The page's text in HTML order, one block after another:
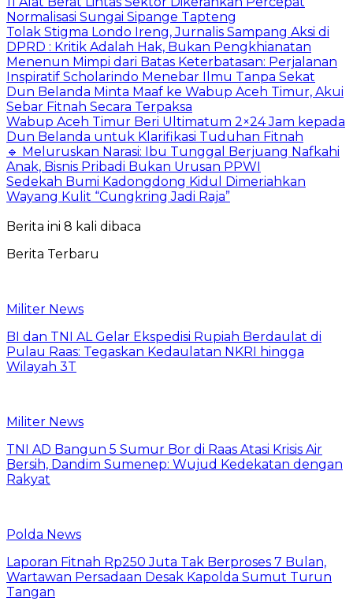
Normalisasi Sungai Sipange Tapteng
Tolak Stigma Londo Ireng, Jurnalis Sampang Aksi di
DPRD : Kritik Adalah Hak, Bukan Pengkhianatan
Menenun Mimpi dari Batas Keterbatasan: Perjalanan
Inspiratif Scholarindo Menebar Ilmu Tanpa Sekat
Dun Belanda Minta Maaf ke Wabup Aceh Timur, Akui
Sebar Fitnah Secara Terpaksa
Wabup Aceh Timur Beri Ultimatum 2×24 Jam kepada
Dun Belanda untuk Klarifikasi Tuduhan Fitnah
🔹 Meluruskan Narasi: Ibu Tunggal Berjuang Nafkahi
Anak, Bisnis Pribadi Bukan Urusan PPWI
Sedekah Bumi Kadongdong Kidul Dimeriahkan
Wayang Kulit “Cungkring Jadi Raja”
Berita ini 8 kali dibaca
Berita Terbaru
Militer News
BI dan TNI AL Gelar Ekspedisi Rupiah Berdaulat di
Pulau Raas: Tegaskan Kedaulatan NKRI hingga
Wilayah 3T
Militer News
TNI AD Bangun 5 Sumur Bor di Raas Atasi Krisis Air
Bersih, Dandim Sumenep: Wujud Kedekatan dengan
Rakyat
Polda News
Laporan Fitnah Rp250 Juta Tak Berproses 7 Bulan,
Wartawan Persadaan Desak Kapolda Sumut Turun
Tangan